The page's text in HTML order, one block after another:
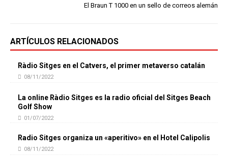
El Braun T 1000 en un sello de correos alemán
ARTÍCULOS RELACIONADOS
Ràdio Sitges en el Catvers, el primer metaverso catalán
08/11/2022
La online Ràdio Sitges es la radio oficial del Sitges Beach
Golf Show
01/07/2022
Radio Sitges organiza un «aperitivo» en el Hotel Calipolis
08/11/2022